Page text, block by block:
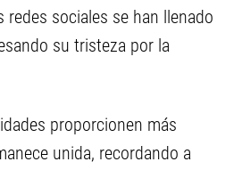
sociales se han llenado
su tristeza por la
proporcionen más
unida, recordando a